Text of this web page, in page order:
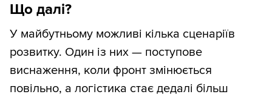
Що далі?
У майбутньому можливі кілька сценаріїв
розвитку. Один із них — поступове
виснаження, коли фронт змінюється
повільно, а логістика стає дедалі більш